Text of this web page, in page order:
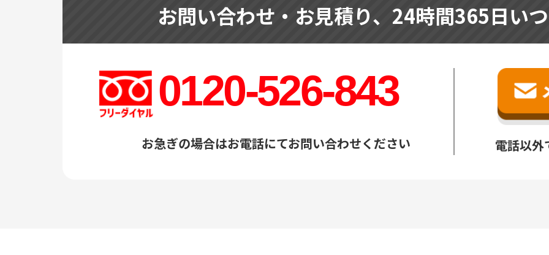
お問い合わせ・お見積り、 24時間365日い
0120-526-843
お急ぎの場合はお電話にてお問い合わせください 電話以